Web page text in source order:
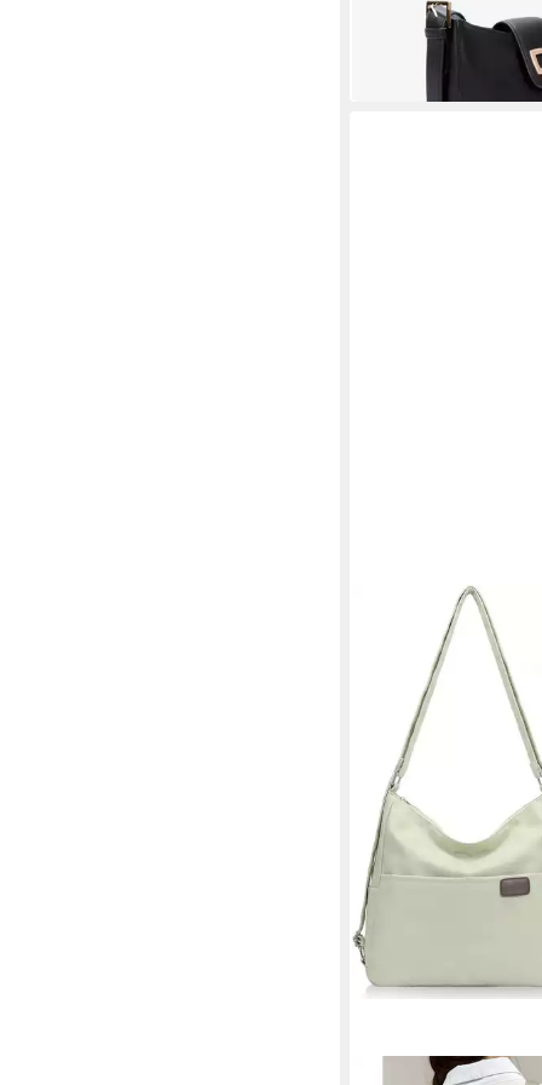
299,00 €
in 2-3 Werktagen bei dir